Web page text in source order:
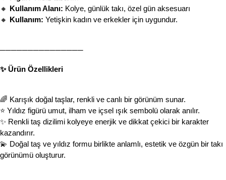
🔸
Kullanım Alanı: Kolye, günlük takı, özel gün aksesuarı
🔸
Kullanım: Yetişkin kadın ve erkekler için uygundur.
───────────────
✨ Ürün Özellikleri
🌈 Karışık doğal taşlar, renkli ve canlı bir görünüm sunar.
⭐ Yıldız figürü umut, ilham ve içsel ışık sembolü olarak anılır.
✨ Renkli taş dizilimi kolyeye enerjik ve dikkat çekici bir karakter
kazandırır.
💫 Doğal taş ve yıldız formu birlikte anlamlı, estetik ve özgün bir takı
görünümü oluşturur.